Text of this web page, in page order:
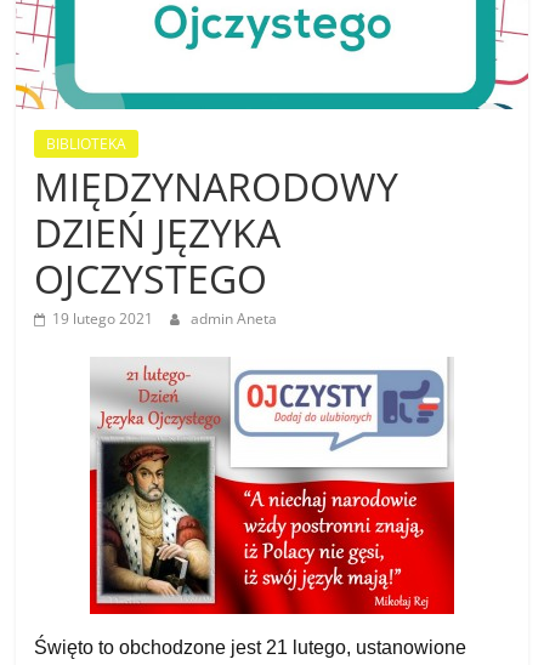
BIBLIOTEKA
MIĘDZYNARODOWY
DZIEŃ JĘZYKA
OJCZYSTEGO
19 lutego 2021 admin Aneta
Święto to obchodzone jest 21 lutego, ustanowione